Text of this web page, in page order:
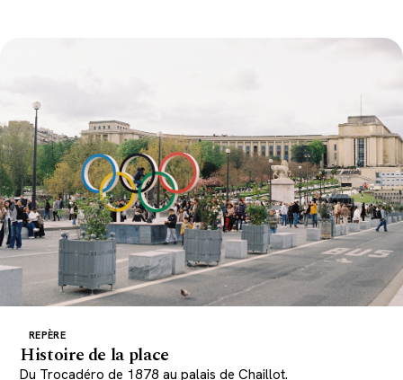
REPÈRE
Histoire de la place
Du Trocadéro de 1878 au palais de Chaillot.